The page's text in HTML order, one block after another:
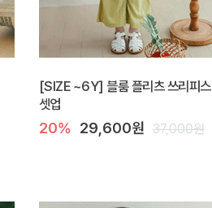
[SIZE ~6Y] 블룸 플리츠 쓰리피스
셋업
20% 29,600원 37,000원